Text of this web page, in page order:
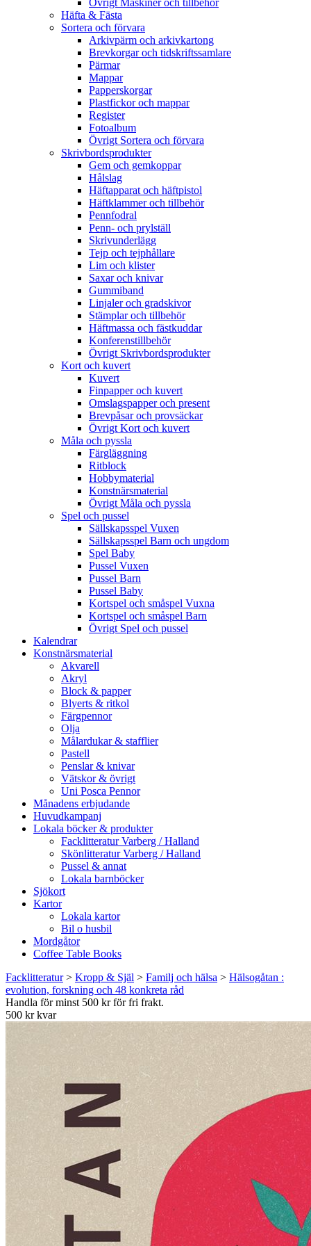
Övrigt Maskiner och tillbehör
Häfta & Fästa
Sortera och förvara
Arkivpärm och arkivkartong
Brevkorgar och tidskriftssamlare
Pärmar
Mappar
Papperskorgar
Plastfickor och mappar
Register
Fotoalbum
Övrigt Sortera och förvara
Skrivbordsprodukter
Gem och gemkoppar
Hålslag
Häftapparat och häftpistol
Häftklammer och tillbehör
Pennfodral
Penn- och prylställ
Skrivunderlägg
Tejp och tejphållare
Lim och klister
Saxar och knivar
Gummiband
Linjaler och gradskivor
Stämplar och tillbehör
Häftmassa och fästkuddar
Konferenstillbehör
Övrigt Skrivbordsprodukter
Kort och kuvert
Kuvert
Finpapper och kuvert
Omslagspapper och present
Brevpåsar och provsäckar
Övrigt Kort och kuvert
Måla och pyssla
Färgläggning
Ritblock
Hobbymaterial
Konstnärsmaterial
Övrigt Måla och pyssla
Spel och pussel
Sällskapsspel Vuxen
Sällskapsspel Barn och ungdom
Spel Baby
Pussel Vuxen
Pussel Barn
Pussel Baby
Kortspel och småspel Vuxna
Kortspel och småspel Barn
Övrigt Spel och pussel
Kalendrar
Konstnärsmaterial
Akvarell
Akryl
Block & papper
Blyerts & ritkol
Färgpennor
Olja
Målardukar & stafflier
Pastell
Penslar & knivar
Vätskor & övrigt
Uni Posca Pennor
Månadens erbjudande
Huvudkampanj
Lokala böcker & produkter
Facklitteratur Varberg / Halland
Skönlitteratur Varberg / Halland
Pussel & annat
Lokala barnböcker
Sjökort
Kartor
Lokala kartor
Bil o husbil
Mordgåtor
Coffee Table Books
Facklitteratur> Kropp & Själ > Familj och hälsa > Hälsogåtan :
evolution, forskning och 48 konkreta råd
Handla för minst 500 kr för fri frakt.
500 kr kvar